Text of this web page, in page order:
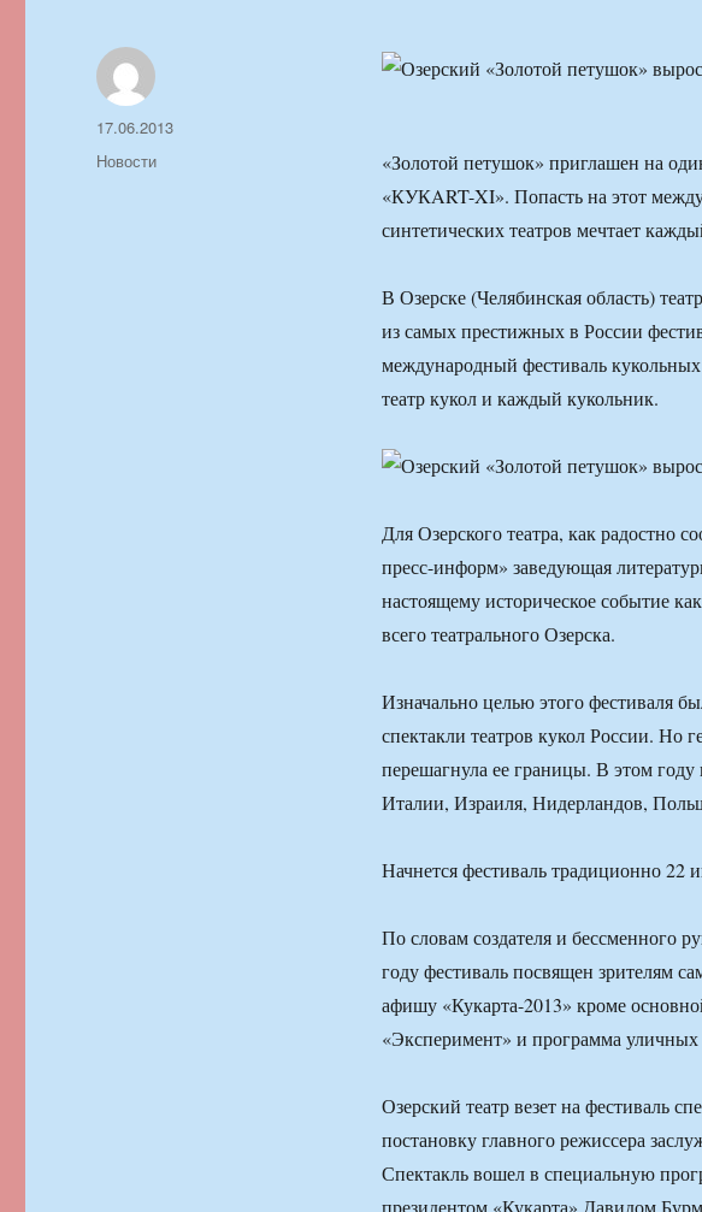
«Золотой петушок» приглашен на
«КУКART-XI». Попасть на этот
синтетических театров мечтает
В Озерске (Челябинская область)
из самых престижных в России
международный фестиваль
театр кукол и каждый кукольник.
Для Озерского театра, как радостно
пресс-информ» заведующая
настоящему историческое событие
всего театрального Озерска.
Изначально целью этого фестиваля
спектакли театров кукол России. Но
перешагнула ее границы. В этом году
Италии, Израиля, Нидерландов,
Начнется фестиваль традиционно 22
По словам создателя и бессменного
году фестиваль посвящен зрителям
афишу «Кукарта-2013» кроме
«Эксперимент» и программа
Озерский театр везет на фестиваль
постановку главного режиссера
Спектакль вошел в специальную
президентом «Кукарта» Давидом
Автор
Опубликовано
17.06.2013
Рубрики
Новости